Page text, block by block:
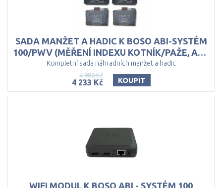
SADA MANŽET A HADIC K BOSO ABI-SYSTÉM
100/PWV (MĚŘENÍ INDEXU KOTNÍK/PAŽE, ANKLE-BRACHIAL INDEX)
Kompletní sada náhradních manžet a hadic
4 980 Kč
4 233 Kč KOUPIT
WIFI MODUL K BOSO ABI - SYSTÉM 100